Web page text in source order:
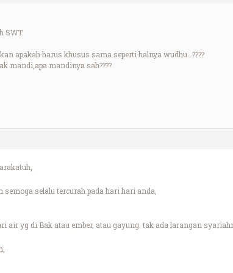
SWT.
apakah harus khusus sama seperti halnya wudhu…????
mandi,apa mandinya sah????
selalu tercurah pada hari hari anda,
air yg di Bak atau ember, atau gayung. tak ada larangan